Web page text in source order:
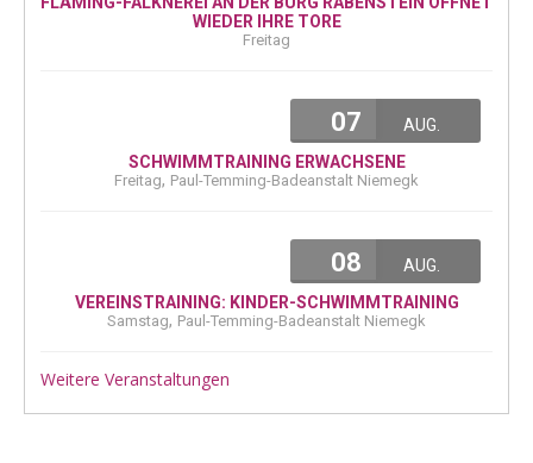
WIEDER IHRE TORE
Freitag
07
AUG.
SCHWIMMTRAINING ERWACHSENE
Freitag, Paul-Temming-Badeanstalt Niemegk
08
AUG.
VEREINSTRAINING: KINDER-SCHWIMMTRAINING
Samstag, Paul-Temming-Badeanstalt Niemegk
Weitere Veranstaltungen